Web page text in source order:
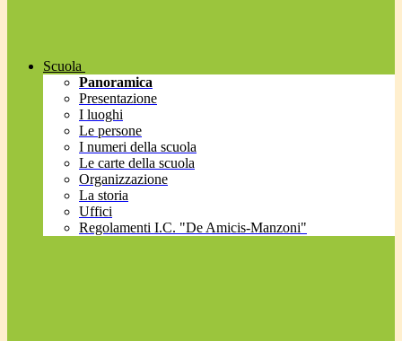
Scuola
Panoramica
Presentazione
I luoghi
Le persone
I numeri della scuola
Le carte della scuola
Organizzazione
La storia
Uffici
Regolamenti I.C. "De Amicis-Manzoni"